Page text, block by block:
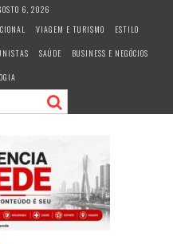
6, 2026
VIAGEM E TURISMO
ESTILO
SAÚDE
BUSINESS E NEGÓCIOS